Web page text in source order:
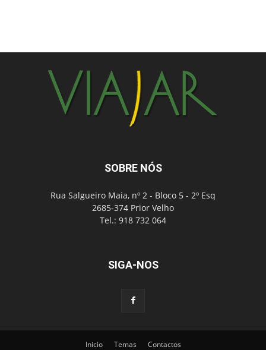
SOBRE NÓS
Rua Salgueiro Maia, nº 2 - Bloco 5 - 2º Esq
2685-374 Prior Velho
Tel.: 918 732 064
SIGA-NOS
Inicio Temas Contactos